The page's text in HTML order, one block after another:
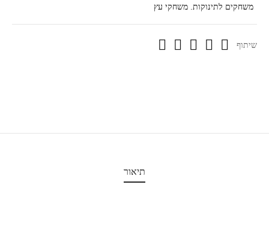
משחקים לתינוקות. משחקי עץ
שיתוף
תיאור